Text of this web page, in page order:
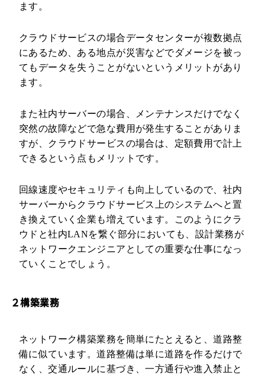
ます。
クラウドサービスの場合データセンターが複数拠点
にあるため、ある地点が災害などでダメージを被っ
てもデータを失うことがないというメリットがあり
ます。
また社内サーバーの場合、メンテナンスだけでなく
突然の故障などで急な費用が発生することがありま
すが、クラウドサービスの場合は、定額費用で計上
できるという点もメリットです。
回線速度やセキュリティも向上しているので、社内
サーバーからクラウドサービス上のシステムへと置
き換えていく企業も増えています。このようにクラ
ウドと社内LANを繋ぐ部分においても、設計業務が
ネットワークエンジニアとしての重要な仕事になっ
ていくことでしょう。
２構築業務
ネットワーク構築業務を簡単にたとえると、道路整
備に似ています。道路整備は単に道路を作るだけで
なく、交通ルールに基づき、一方通行や進入禁止と